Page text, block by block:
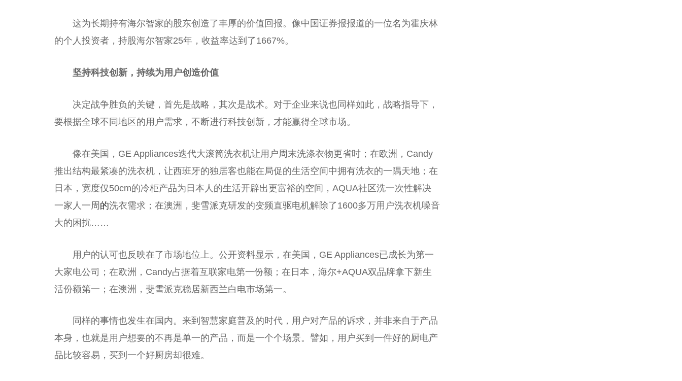
这为长期持有海尔智家的股东创造了丰厚的价值回报。像中国证券报报道的一位名为霍庆林
的个人投资者，持股海尔智家25年， 收益率达到了1667%。
坚持科技创新，持续为用户创造价值
决定战争胜负的关键，首先是战略，其次是战术。对于企业来说也同样如此，战略指导下，
要根据全球不同地区的用户需求，不断进行科技创新，才能赢得全球市场。
像在美国，GE Appliances迭代大滚筒洗衣机让用户周末洗涤衣物更省时；在欧洲， Candy
推出结构最紧凑的洗衣机，让西班牙的独居客也能在局促的生活空间中拥有洗衣的一隅天地；在
日本，宽度仅50cm的冷柜产品为日本人的生活开辟出更富裕的空间，AQUA社区洗一次性解决
一家人一周 的洗衣需求；在澳洲，斐雪派克研发的变频直驱电机解除了1600多万用户洗衣机噪音
大的困扰……
用户的认可也反映在了市场地位上。公开资料显示，在美国，GE Appliances已成长为第一
大家电公司；在欧洲， Candy占据着互联家电第一份额；在日本，海尔+AQUA双品牌拿下新生
活份额第一；在澳洲，斐雪派克稳居新西兰白电市场第一。
同样的事情也发生在国内。来到智慧家庭普及的时代，用户对产品的诉求，并非来自于产品
本身，也就是用户想要的不再是单一的产品，而是一个个场景。譬如，用户买到一件好的厨电产
品比较容易，买到一个好厨房却很难。